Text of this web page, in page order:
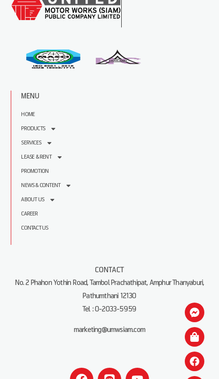
MENU
HOME
PRODUCTS
SERVICES
LEASE & RENT
PROMOTION
NEWS & CONTENT
ABOUT US
CAREER
CONTACT US
CONTACT
No. 2 Phahon Yothin Road, Tambol Prachathipat, Amphur Thanyaburi,
Pathumthani 12130
Tel : 0-2033-5959
marketing@umwsiam.com